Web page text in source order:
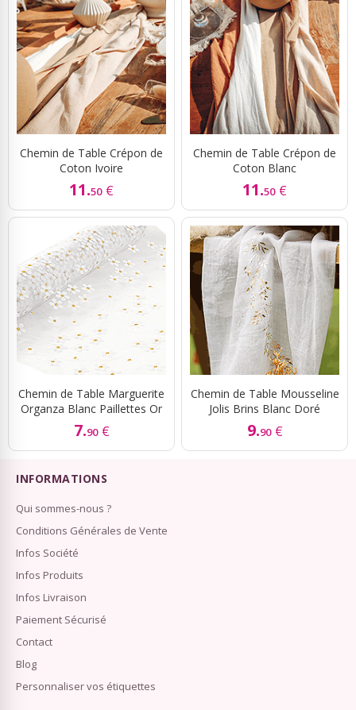
Chemin de Table Crépon de
Coton Ivoire
11.50 €
Chemin de Table Crépon de
Coton Blanc
11.50 €
Chemin de Table Marguerite
Organza Blanc Paillettes Or
7.90 €
Chemin de Table Mousseline
Jolis Brins Blanc Doré
9.90 €
INFORMATIONS
Qui sommes-nous ?
Conditions Générales de Vente
Infos Société
Infos Produits
Infos Livraison
Paiement Sécurisé
Contact
Blog
Personnaliser vos étiquettes